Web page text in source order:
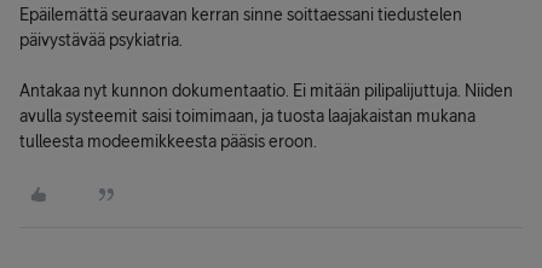
Epäilemättä seuraavan kerran sinne soittaessani tiedustelen
päivystävää psykiatria.
Antakaa nyt kunnon dokumentaatio. Ei mitään pilipalijuttuja. Niiden
avulla systeemit saisi toimimaan, ja tuosta laajakaistan mukana
tulleesta modeemikkeesta pääsis eroon.